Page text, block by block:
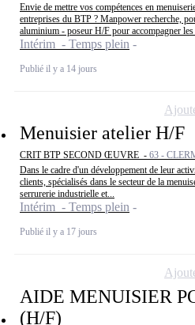
Envie de mettre vos compétences en
entreprises du BTP ? Manpower recherche,
aluminium - poseur H/F pour accompagner les
Intérim - Temps plein
Publié il y a 14 jours
Menuisier atelier H/F
CRIT BTP SECOND ŒUVRE - 63 -
Dans le cadre d'un développement de leur
clients, spécialisés dans le secteur de la
serrurerie industrielle et...
Intérim - Temps plein
Publié il y a 17 jours
AIDE MENUISIER
(H/F)